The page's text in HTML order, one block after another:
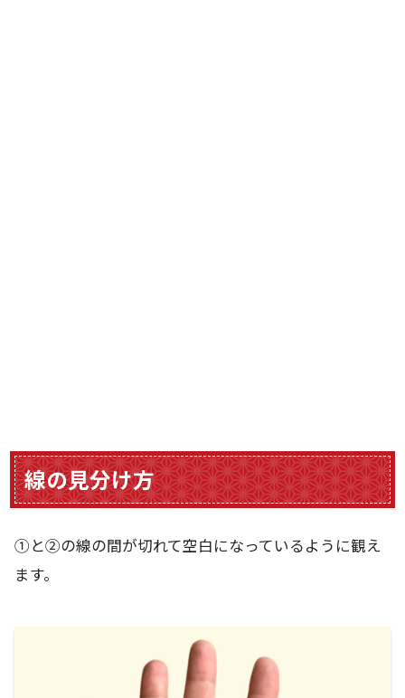
線の見分け方
①と②の線の間が切れて空白になっているように観え
ます。